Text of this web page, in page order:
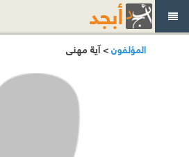
المؤلفون> آية مهنى